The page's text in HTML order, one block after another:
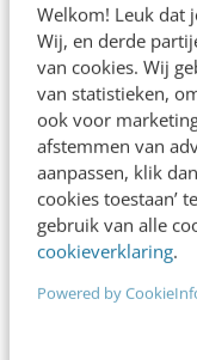
Welkom! Leuk dat
Wij, en derde
van cookies. Wij
van statistieken,
ook voor
afstemmen van
aanpassen, klik
cookies toestaan’
gebruik van alle
cookieverklaring.
Powered by
CONTENT &
met deze 7
Je wil je product
Grote woorden
kun je er echt…